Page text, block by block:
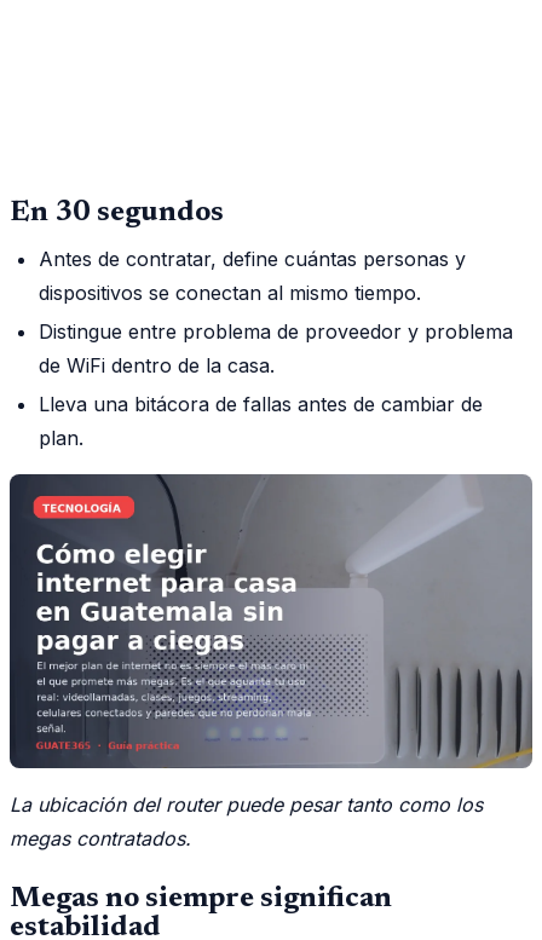
En 30 segundos
Antes de contratar, define cuántas personas y
dispositivos se conectan al mismo tiempo.
Distingue entre problema de proveedor y problema
de WiFi dentro de la casa.
Lleva una bitácora de fallas antes de cambiar de
plan.
La ubicación del router puede pesar tanto como los
megas contratados.
Megas no siempre significan
estabilidad